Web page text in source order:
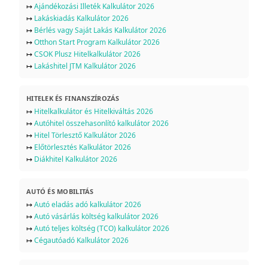
↦Ajándékozási Illeték Kalkulátor 2026
↦ Lakáskiadás Kalkulátor 2026
↦ Bérlés vagy Saját Lakás Kalkulátor 2026
↦Otthon Start Program Kalkulátor 2026
↦CSOK Plusz Hitelkalkulátor 2026
↦ Lakáshitel JTM Kalkulátor 2026
HITELEK ÉS FINANSZÍROZÁS
↦ Hitelkalkulátor és Hitelkiváltás 2026
↦Autóhitel összehasonlító kalkulátor 2026
↦ Hitel Törlesztő Kalkulátor 2026
↦ Előtörlesztés Kalkulátor 2026
↦ Diákhitel Kalkulátor 2026
AUTÓ ÉS MOBILITÁS
↦Autó eladás adó kalkulátor 2026
↦Autó vásárlás költség kalkulátor 2026
↦Autó teljes költség (TCO) kalkulátor 2026
↦Cégautóadó Kalkulátor 2026